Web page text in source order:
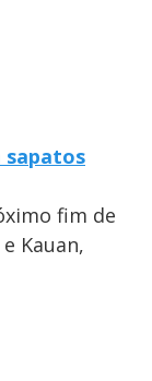
sapatos
fim de
Kauan,